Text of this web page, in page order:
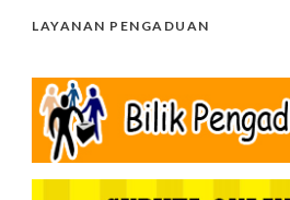
LAYANAN PENGADUAN